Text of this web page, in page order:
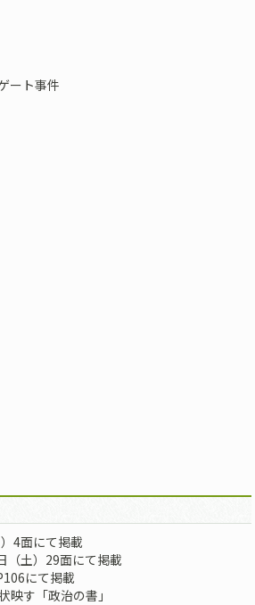
ート事件
4面にて掲載
土）29面にて掲載
にて掲載
映す「政治の書」